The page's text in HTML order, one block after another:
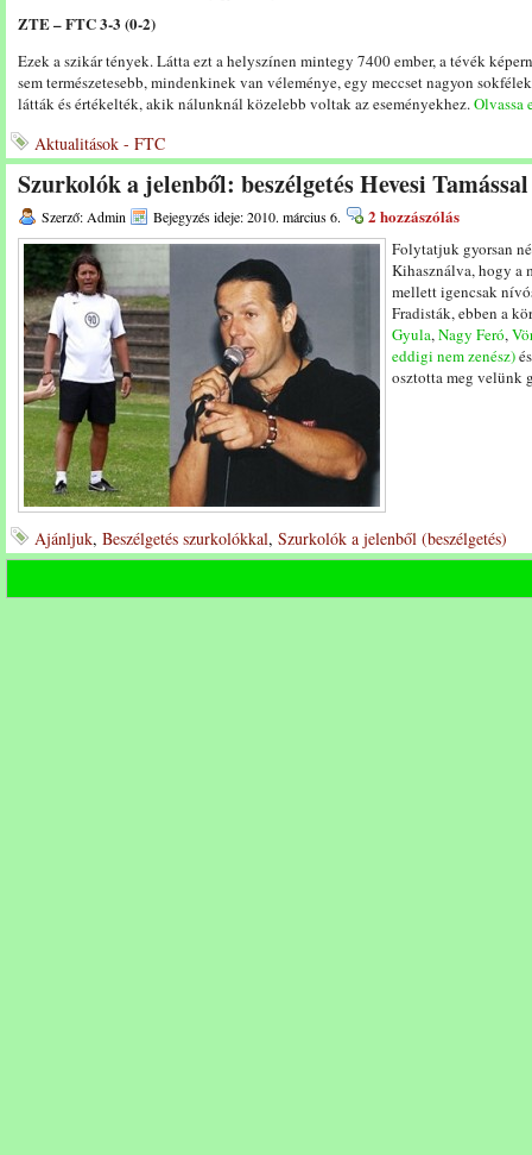
ZTE – FTC 3-3 (0-2)
Ezek a szikár tények. Látta ezt a helyszínen mintegy 7400 ember, a tévék
sem természetesebb, mindenkinek van véleménye, egy meccset nagyon
látták és értékelték, akik nálunknál közelebb voltak az eseményekhez.Olvassa
Aktualitások - FTC
Szurkolók a jelenből: beszélgetés Hevesi Tamással
Szerző: Admin Bejegyzés ideje: 2010. március 6. 2 hozzászólás
Folytatjuk gyorsan
Kihasználva, hogy a
mellett igencsak
Fradisták, ebben a
Gyula,Nagy Feró,
eddigi nem zenész)
osztotta meg velünk
Ajánljuk, Beszélgetés szurkolókkal, Szurkolók a jelenből (beszélgetés)